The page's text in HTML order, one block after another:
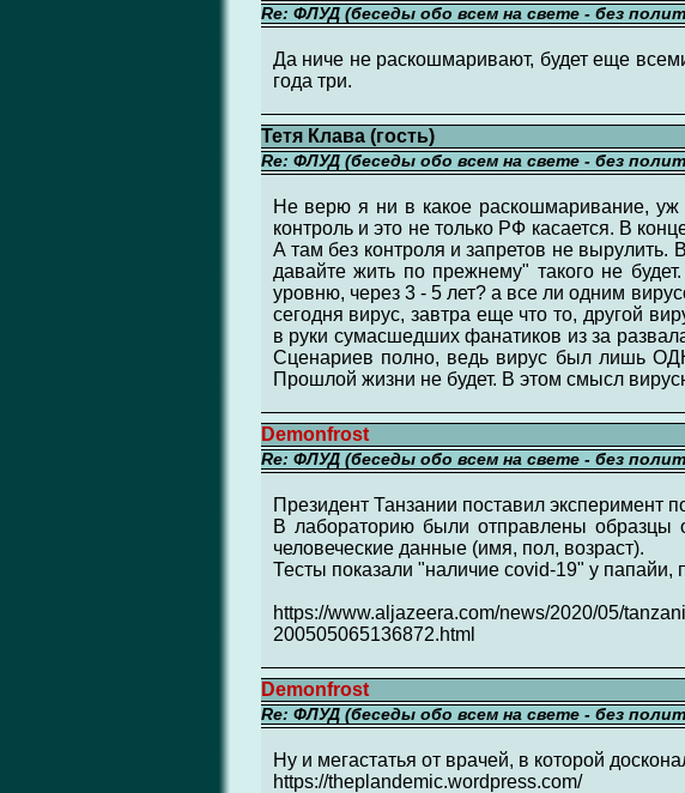
Re: ФЛУД (беседы обо всем на свете - без
Да ниче не раскошмаривают, будет еще
года три.
Тетя Клава (гость)
Re: ФЛУД (беседы обо всем на свете - без
Не верю я ни в какое раскошмаривание, уж
контроль и это не только РФ касается. В
А там без контроля и запретов не
давайте жить по прежнему" такого не
уровню, через 3 - 5 лет? а все ли одним
сегодня вирус, завтра еще что то, другой
в руки сумасшедших фанатиков из за
Сценариев полно, ведь вирус был лишь
Прошлой жизни не будет. В этом смысл
Demonfrost
Re: ФЛУД (беседы обо всем на свете - без
Президент Танзании поставил эксперимент
В лабораторию были отправлены
человеческие данные (имя, пол, возраст).
Тесты показали "наличие covid-19" у папайи,
https://www.aljazeera.com/news/2020/05/
200505065136872.html
Demonfrost
Re: ФЛУД (беседы обо всем на свете - без
Ну и мегастатья от врачей, в которой
https://theplandemic.wordpress.com/